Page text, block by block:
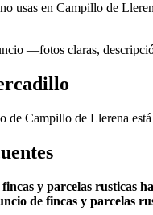
usas en Campillo de
—fotos claras,
de Campillo de Llerena
y parcelas rusticas
de fincas y parcelas